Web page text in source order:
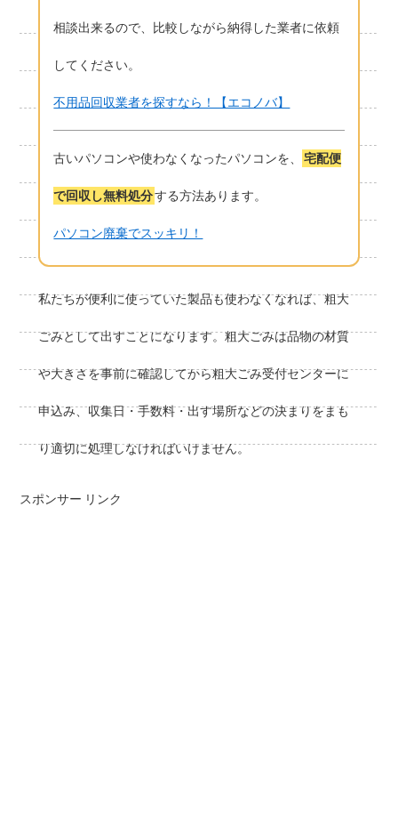
相談出来るので、比較しながら納得した業者に依頼
してください。
不用品回収業者を探すなら！【エコノバ】
古いパソコンや使わなくなったパソコンを、 宅配便
で回収し無料処分する方法あります。
パソコン廃棄でスッキリ！
私たちが便利に使っていた製品も使わなくなれば、粗大
ごみとして出すことになります。粗大ごみは品物の材質
や大きさを事前に確認してから粗大ごみ受付センターに
申込み、収集日・手数料・出す場所などの決まりをまも
り適切に処理しなければいけません。
スポンサー リンク